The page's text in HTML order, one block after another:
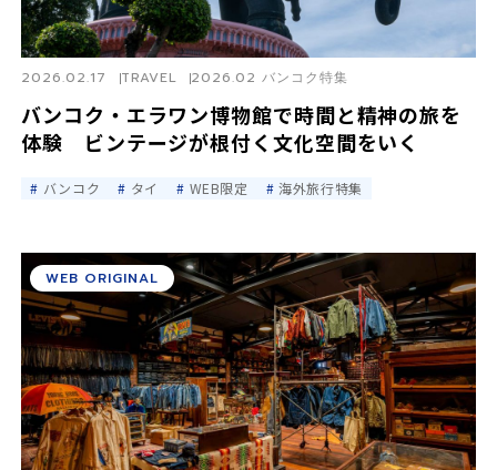
バンコク・エラワン博物館で時間と精神の旅を
体験 ビンテージが根付く文化空間をいく
2026.02.17 TRAVEL 2026.02 バンコク特集
バンコク タイ WEB限定 海外旅行特集
WEB ORIGINAL